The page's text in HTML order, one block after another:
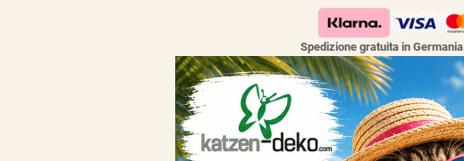
Spedizione gratuita in Germania